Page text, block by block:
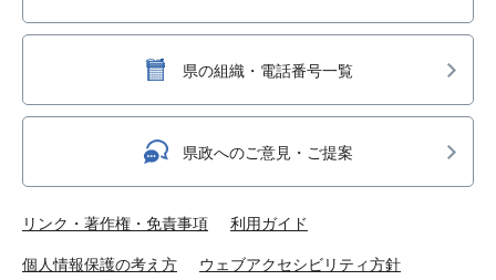
県の組織・電話番号一覧
県政へのご意見・ご提案
リンク・著作権・免責事項 利用ガイド
個人情報保護の考え方 ウェブアクセシビリティ方針